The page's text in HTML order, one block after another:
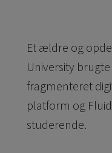
Et ældre og
University
fragmenteret
platform og
studerende.